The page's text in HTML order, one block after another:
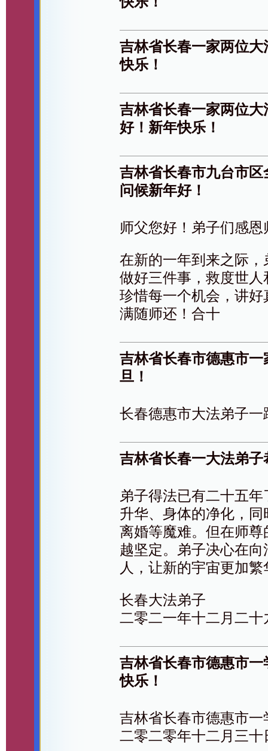
吉林省长春一家两位
快乐！
吉林省长春一家两位
好！新年快乐！
吉林省长春市九台市
问候新年好！
师父您好！弟子们感
在新的一年到来之际
做好三件事，救度世
珍惜每一个机会，讲
满随师还！合十
吉林省长春市德惠市
旦！
长春德惠市大法弟子一
吉林省长春一大法弟
弟子得法已有二十五
升华、身体的净化，
离婚等魔难。但在师
越坚定。弟子决心在
人，让新的宇宙更加
长春大法弟子
二零二一年十二月二十
吉林省长春市德惠市
快乐！
吉林省长春市德惠市
二零二零年十二月三十